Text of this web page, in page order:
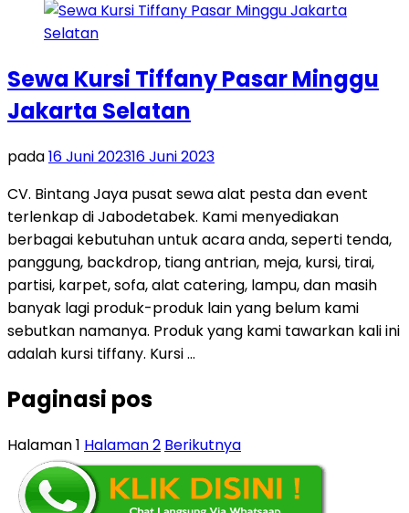
Sewa Kursi Tiffany Pasar Minggu
Jakarta Selatan
pada16 Juni 202316 Juni 2023
CV. Bintang Jaya pusat sewa alat pesta dan event
terlenkap di Jabodetabek. Kami menyediakan
berbagai kebutuhan untuk acara anda, seperti tenda,
panggung, backdrop, tiang antrian, meja, kursi, tirai,
partisi, karpet, sofa, alat catering, lampu, dan masih
banyak lagi produk-produk lain yang belum kami
sebutkan namanya. Produk yang kami tawarkan kali ini
adalah kursi tiffany. Kursi …
Paginasi pos
Halaman1 Halaman2 Berikutnya